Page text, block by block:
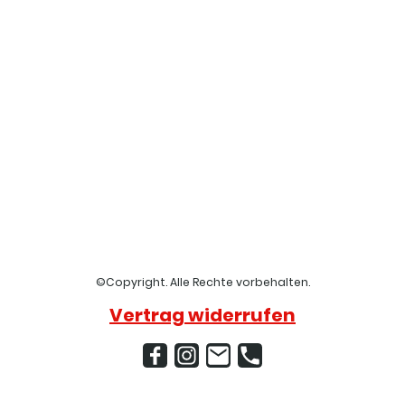
©Copyright. Alle Rechte vorbehalten.
Vertrag widerrufen